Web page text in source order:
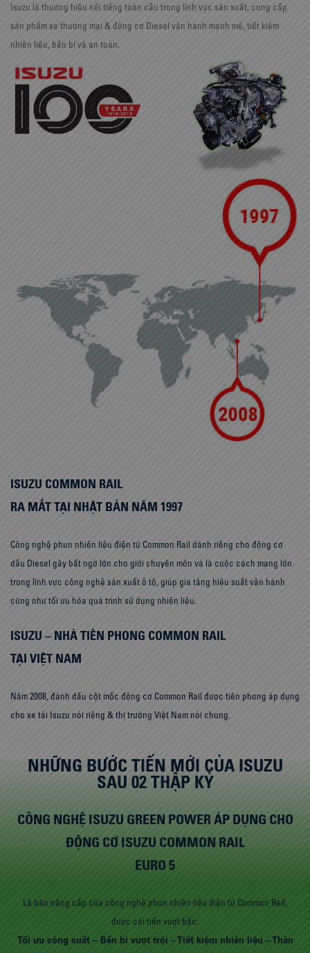
Isuzu là thương hiệu nổi tiếng toàn cầu trong lĩnh vực sản xuất, cung cấp
sản phẩm xe thương mại & động cơ Diesel vận hành mạnh mẽ, tiết kiệm
nhiên liệu, bền bỉ và an toàn.
ISUZU COMMON RAIL
RA MẮT TẠI NHẬT BẢN NĂM 1997
Công nghệ phun nhiên liệu điện tử Common Rail dành riêng cho động cơ
dầu Diesel gây bất ngờ lớn cho giới chuyên môn và là cuộc cách mạng lớn
trong lĩnh vực công nghệ sản xuất ô tô, giúp gia tăng hiệu suất vận hành
cũng như tối ưu hóa quá trình sử dụng nhiên liệu.
ISUZU – NHÀ TIÊN PHONG COMMON RAIL
TẠI VIỆT NAM
Năm 2008, đánh dấu cột mốc động cơ Common Rail được tiên phong áp dụng
cho xe tải Isuzu nói riêng & thị trường Việt Nam nói chung.
NHỮNG BƯỚC TIẾN MỚI CỦA ISUZU
SAU 02 THẬP KỶ
CÔNG NGHỆ ISUZU GREEN POWER ÁP DỤNG CHO
ĐỘNG CƠ ISUZU COMMON RAIL
EURO 5
Là bản nâng cấp của công nghệ phun nhiên liệu điện tử Common Rail,
được cải tiến vượt bậc:
Tối ưu công suất – Bền bỉ vượt trội – Tiết kiệm nhiên liệu – Thân